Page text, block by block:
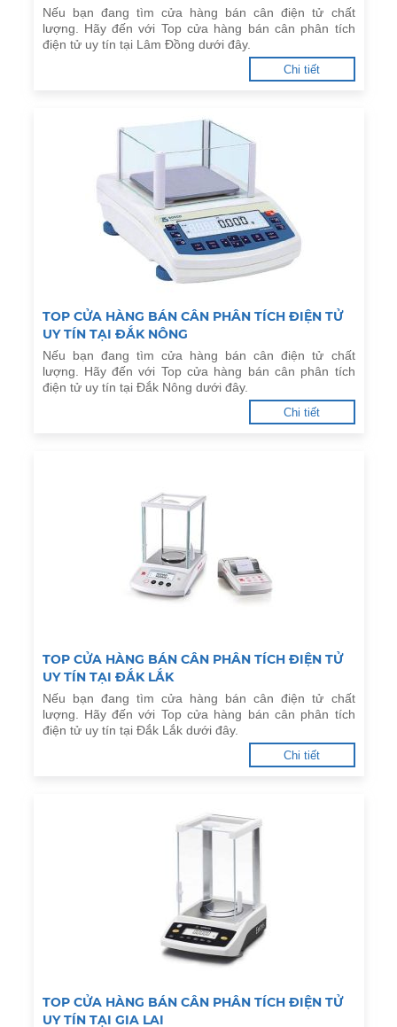
Nếu bạn đang tìm cửa hàng bán cân điện tử chất
lượng. Hãy đến với Top cửa hàng bán cân phân tích
điện tử uy tín tại Lâm Đồng dưới đây.
Chi tiết
TOP CỬA HÀNG BÁN CÂN PHÂN TÍCH ĐIỆN TỬ
UY TÍN TẠI ĐẮK NÔNG
Nếu bạn đang tìm cửa hàng bán cân điện tử chất
lượng. Hãy đến với Top cửa hàng bán cân phân tích
điện tử uy tín tại Đắk Nông dưới đây.
Chi tiết
TOP CỬA HÀNG BÁN CÂN PHÂN TÍCH ĐIỆN TỬ
UY TÍN TẠI ĐẮK LẮK
Nếu bạn đang tìm cửa hàng bán cân điện tử chất
lượng. Hãy đến với Top cửa hàng bán cân phân tích
điện tử uy tín tại Đắk Lắk dưới đây.
Chi tiết
TOP CỬA HÀNG BÁN CÂN PHÂN TÍCH ĐIỆN TỬ
UY TÍN TẠI GIA LAI